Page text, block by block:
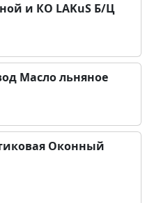
и КО LAKuS Б/Ц
Масло льняное
Оконный